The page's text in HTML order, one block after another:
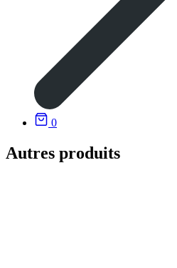
0
Autres produits